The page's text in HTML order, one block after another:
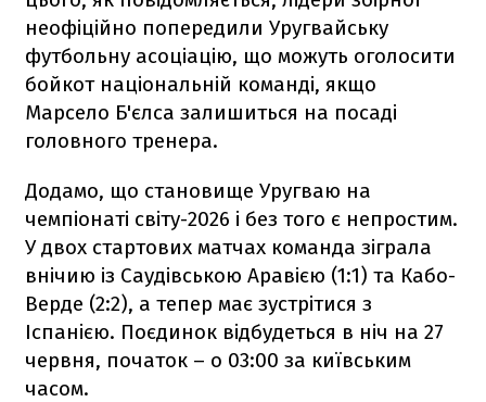
неофіційно попередили Уругвайську
футбольну асоціацію, що можуть оголосити
бойкот національній команді, якщо
Марсело Б'єлса залишиться на посаді
головного тренера.
Додамо, що становище Уругваю на
чемпіонаті світу-2026 і без того є непростим.
У двох стартових матчах команда зіграла
внічию із Саудівською Аравією (1:1) та Кабо-
Верде (2:2), а тепер має зустрітися з
Іспанією. Поєдинок відбудеться в ніч на 27
червня, початок – о 03:00 за київським
часом.